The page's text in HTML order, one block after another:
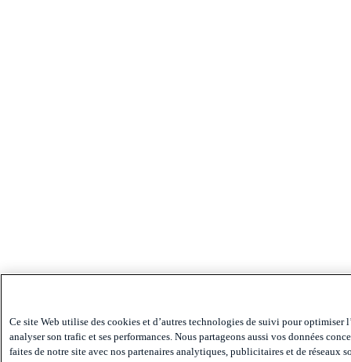
Ce site Web utilise des cookies et d’autres technologies de suivi pour optimiser
analyser son trafic et ses performances. Nous partageons aussi vos données
faites de notre site avec nos partenaires analytiques, publicitaires et de réseaux